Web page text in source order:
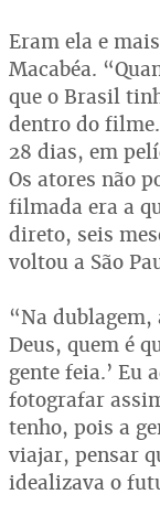
Eram ela e
Macabéa.
que o Brasil
dentro do
28 dias, em
Os atores não
filmada era a
direto, seis
voltou a São
“Na dublagem,
Deus, quem é
gente feia.’ Eu
fotografar
tenho, pois a
viajar, pensar
idealizava o